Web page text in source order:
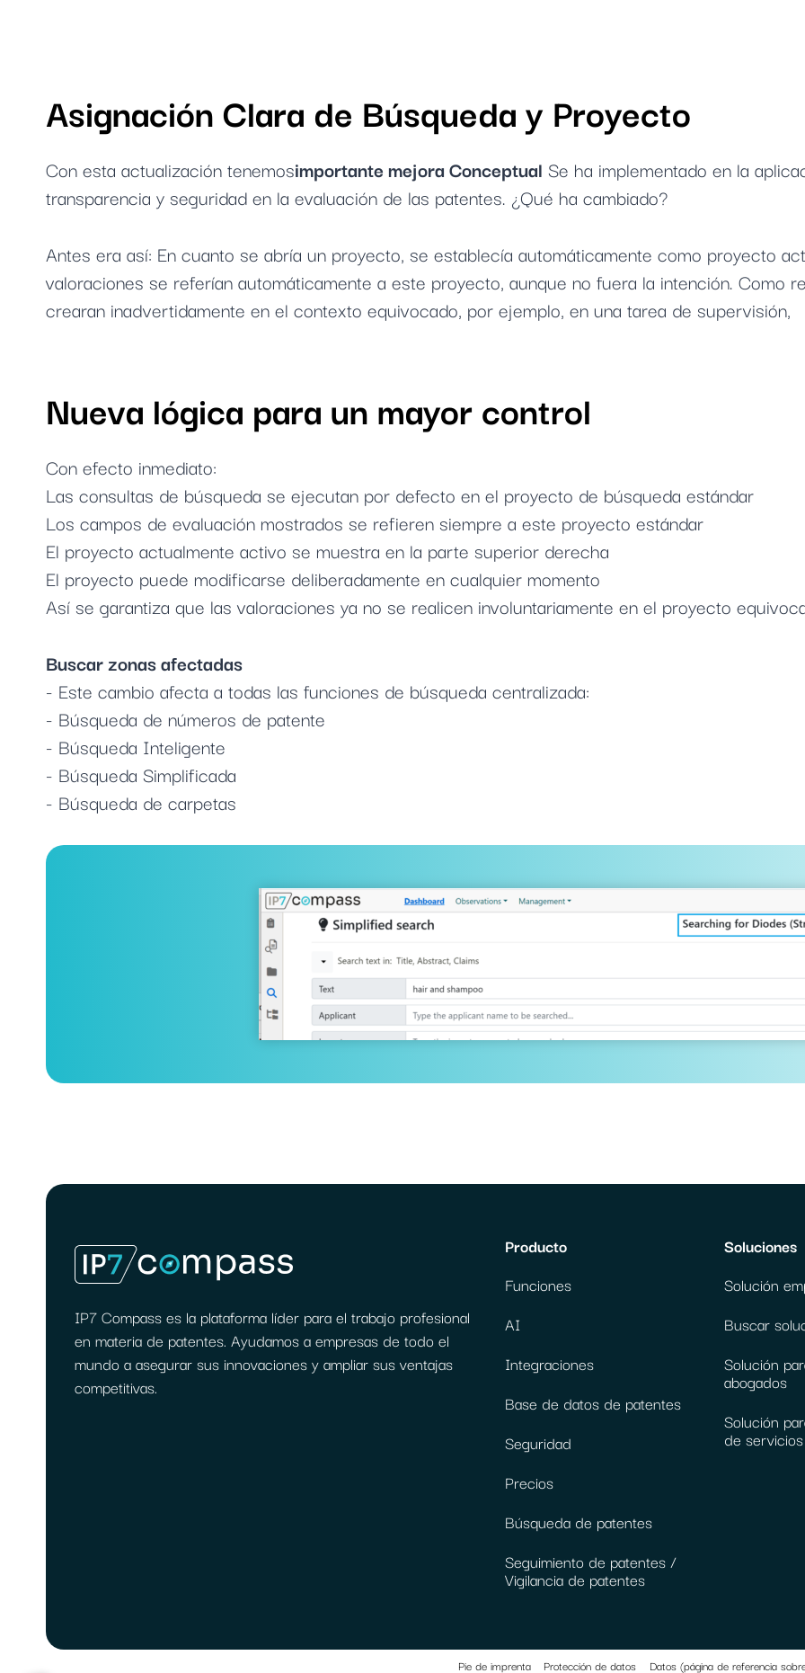
Asignación Clara de Búsqueda y Proyecto
Con esta actualización tenemosimportante mejora Conceptual Se ha implementado en la
transparencia y seguridad en la evaluación de las patentes. ¿Qué ha cambiado?
Antes era así: En cuanto se abría un proyecto, se establecía automáticamente como proyecto
valoraciones se referían automáticamente a este proyecto, aunque no fuera la intención. Como
crearan inadvertidamente en el contexto equivocado, por ejemplo, en una tarea de supervisión,
Nueva lógica para un mayor control
Con efecto inmediato:
Las consultas de búsqueda se ejecutan por defecto en el proyecto de búsqueda estándar
Los campos de evaluación mostrados se refieren siempre a este proyecto estándar
El proyecto actualmente activo se muestra en la parte superior derecha
El proyecto puede modificarse deliberadamente en cualquier momento
Así se garantiza que las valoraciones ya no se realicen involuntariamente en el proyecto
Buscar zonas afectadas
- Este cambio afecta a todas las funciones de búsqueda centralizada:
- Búsqueda de números de patente
- Búsqueda Inteligente
- Búsqueda Simplificada
- Búsqueda de carpetas
IP7 Compass es la plataforma líder para el trabajo profesional
en materia de patentes. Ayudamos a empresas de todo el
mundo a asegurar sus innovaciones y ampliar sus ventajas
competitivas.
Producto
Funciones
AI
Integraciones
Base de datos de patentes
Seguridad
Precios
Búsqueda de patentes
Seguimiento de patentes /
Vigilancia de patentes
Soluciones
Solución
Buscar
Solución
abogados
Solución
de
Pie de imprenta Protección de datos Datos (página de referencia